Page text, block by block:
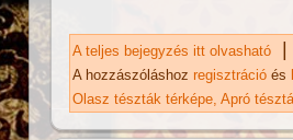
A teljes bejegyzés itt olvasható |
A hozzászóláshoz regisztráció és
Olasz tészták térképe Apró